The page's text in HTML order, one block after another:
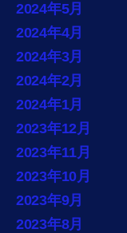
2024年5月
2024年4月
2024年3月
2024年2月
2024年1月
2023年12月
2023年11月
2023年10月
2023年9月
2023年8月